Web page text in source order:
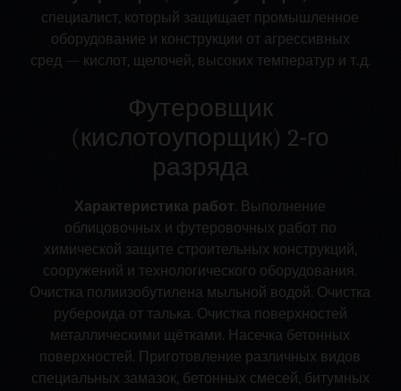
специалист, который защищает промышленное
оборудование и конструкции от агрессивных
сред — кислот, щелочей, высоких температур и т. д.
Футеровщик
(кислотоупорщик) 2‑го
разряда
Характеристика работ. Выполнение
облицовочных и футеровочных работ по
химической защите строительных конструкций,
сооружений и технологического оборудования.
Очистка полиизобутилена мыльной водой. Очистка
рубероида от талька. Очистка поверхностей
металлическими щётками. Насечка бетонных
поверхностей. Приготовление различных видов
специальных замазок, бетонных смесей, битумных